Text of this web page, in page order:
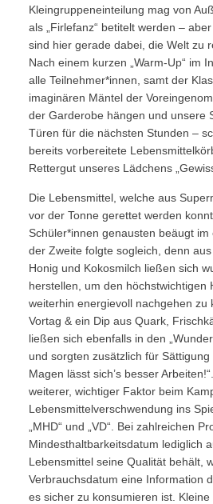
Kleingruppeneinteilung mag von
als „Firlefanz“ betitelt werden –
sind hier gerade dabei, die Welt zu
Nach einem kurzen „Warm-Up“ im
alle Teilnehmer*innen, samt der
imaginären Mäntel der
der Garderobe hängen und unsere
Türen für die nächsten Stunden –
bereits vorbereitete
Rettergut unseres Lädchens
Die Lebensmittel, welche aus
vor der Tonne gerettet werden
Schüler*innen genausten beäugt
der Zweite folgte sogleich, denn aus
Honig und Kokosmilch ließen sich
herstellen, um den höchstwichtigen
weiterhin energievoll nachgehen zu
Vortag & ein Dip aus Quark,
ließen sich ebenfalls in den
und sorgten zusätzlich für
Magen lässt sich’s besser
weiterer, wichtiger Faktor beim
Lebensmittelverschwendung ins
„MHD“ und „VD“. Bei zahlreichen
Mindesthaltbarkeitsdatum lediglich
Lebensmittel seine Qualität behält,
Verbrauchsdatum eine Information
es sicher zu konsumieren ist.